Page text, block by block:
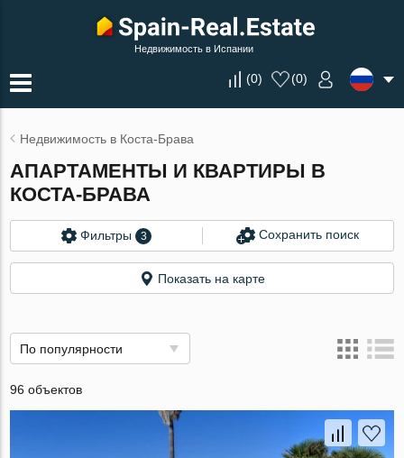
Недвижимость в Испании
(0) (0)
Недвижимость в Коста-Брава
АПАРТАМЕНТЫ И КВАРТИРЫ В
КОСТА-БРАВА
Фильтры 3 Сохранить поиск
Показать на карте
По популярности
96 объектов